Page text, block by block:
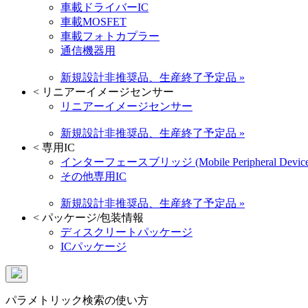
車載ドライバーIC
車載MOSFET
車載フォトカプラー
通信機器用
新規設計非推奨品、生産終了予定品 »
< リニアーイメージセンサー
リニアーイメージセンサー
新規設計非推奨品、生産終了予定品 »
< 専用IC
インターフェースブリッジ (Mobile Peripheral
その他専用IC
新規設計非推奨品、生産終了予定品 »
< パッケージ/包装情報
ディスクリートパッケージ
ICパッケージ
パラメトリック検索の使い方